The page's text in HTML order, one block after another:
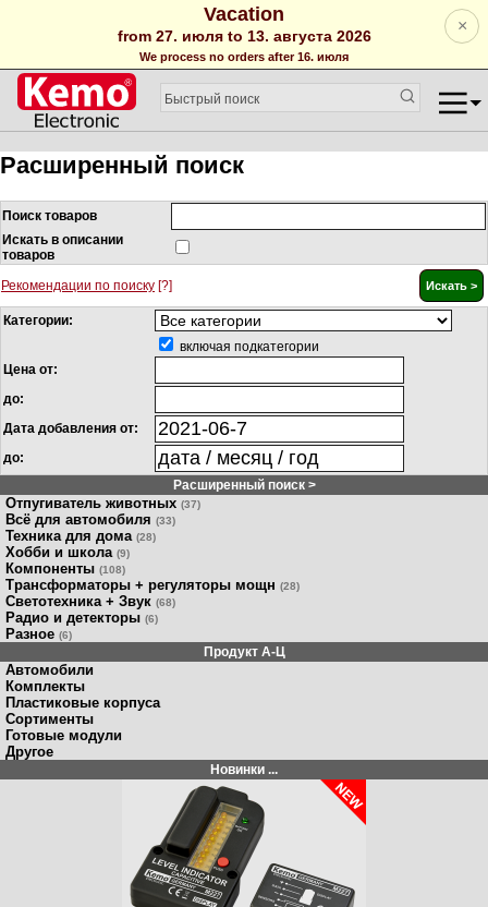
Vacation
from 27. июля to 13. августа 2026
We process no orders after 16. июля
×
Расширенный поиск
Поиск товаров
Искать в описании
товаров
Рекомендации по поиску [?]
Категории:
включая подкатегории
Цена от:
до:
Дата добавления от:
до:
Расширенный поиск >
Отпугиватель животных (37)
Всё для автомобиля (33)
Техника для дома (28)
Хобби и школа (9)
Компоненты (108)
Трансформаторы + регуляторы мощн (28)
Светотехника + Звук (68)
Радио и детекторы (6)
Разное (6)
Продукт A-Ц
Автомобили
Комплекты
Пластиковые корпуса
Сортименты
Готовые модули
Другое
Новинки ...